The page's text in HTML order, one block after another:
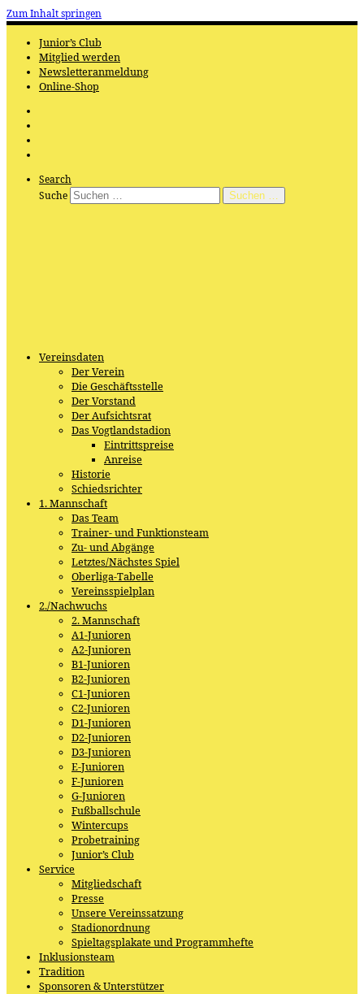
Zum Inhalt springen
Junior’s Club
Mitglied werden
Newsletteranmeldung
Online-Shop
Search
Suche
Suchen …
Vereinsdaten
Der Verein
Die Geschäftsstelle
Der Vorstand
Der Aufsichtsrat
Das Vogtlandstadion
Eintrittspreise
Anreise
Historie
Schiedsrichter
1. Mannschaft
Das Team
Trainer- und Funktionsteam
Zu- und Abgänge
Letztes/Nächstes Spiel
Oberliga-Tabelle
Vereinsspielplan
2./Nachwuchs
2. Mannschaft
A1-Junioren
A2-Junioren
B1-Junioren
B2-Junioren
C1-Junioren
C2-Junioren
D1-Junioren
D2-Junioren
D3-Junioren
E-Junioren
F-Junioren
G-Junioren
Fußballschule
Wintercups
Probetraining
Junior’s Club
Service
Mitgliedschaft
Presse
Unsere Vereinssatzung
Stadionordnung
Spieltagsplakate und Programmhefte
Inklusionsteam
Tradition
Sponsoren & Unterstützer